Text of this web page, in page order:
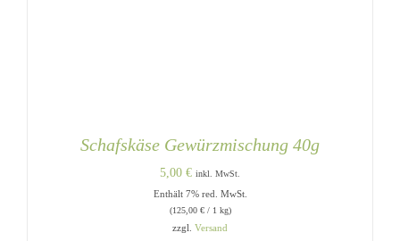
Schafskäse Gewürzmischung 40g
5,00 € inkl. MwSt.
Enthält 7% red. MwSt.
(125,00 €/ 1 kg)
zzgl. Versand